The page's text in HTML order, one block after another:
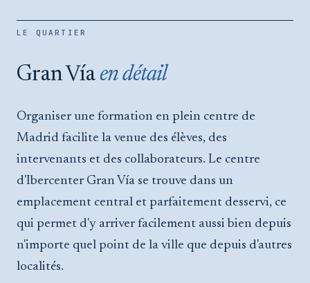
LE QUARTIER
Gran Víaen détail
Organiser une formation en plein centre de
Madrid facilite la venue des élèves, des
intervenants et des collaborateurs. Le centre
d'Ibercenter Gran Vía se trouve dans un
emplacement central et parfaitement desservi, ce
qui permet d'y arriver facilement aussi bien depuis
n'importe quel point de la ville que depuis d'autres
localités.